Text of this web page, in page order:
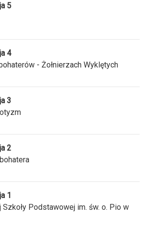
5
4
- Żołnierzach Wyklętych
3
2
1
Podstawowej im. św. o. Pio w